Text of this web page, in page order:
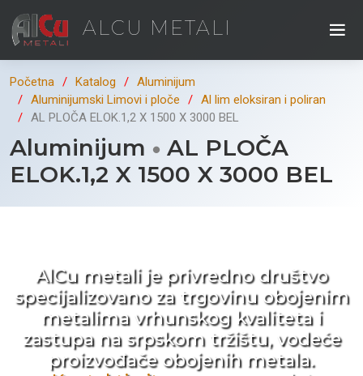
ALCU METALI
Početna Katalog
Aluminijum
Aluminijumski Limovi i ploče
Al lim eloksiran i poliran
AL PLOČA ELOK.1,2 X 1500 X 3000 BEL
Aluminijum
AL PLOČA
ELOK.1,2 X 1500 X 3000 BEL
AlCu metali je privredno društvo
specijalizovano za trgovinu obojenim
metalima vrhunskog kvaliteta i
zastupa na srpskom tržištu, vodeće
proizvođače obojenih metala.